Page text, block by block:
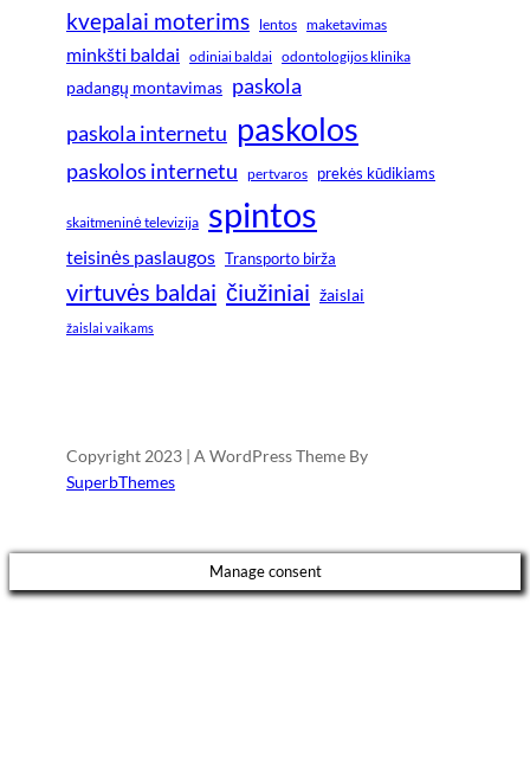
kvepalai moterims lentos maketavimas
minkšti baldai odiniai baldai odontologijos klinika
padangų montavimas paskola
paskola internetu paskolos
paskolos internetu pertvaros prekės kūdikiams
skaitmeninė televizija spintos
teisinės paslaugos Transporto birža
virtuvės baldai čiužiniai žaislai
žaislai vaikams
Copyright 2023 | A WordPress Theme By
SuperbThemes
Manage consent